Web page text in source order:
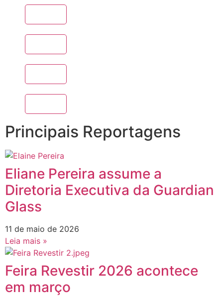
Principais Reportagens
Eliane Pereira assume a
Diretoria Executiva da Guardian
Glass
11 de maio de 2026
Leia mais »
Feira Revestir 2026 acontece
em março